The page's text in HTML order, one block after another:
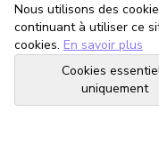
Nous utilisons des
continuant à utiliser ce
cookies. En savoir plus
Cookies
uniquement